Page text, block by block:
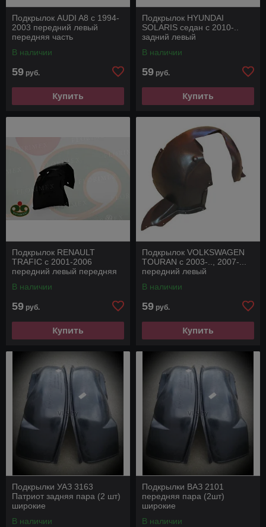
Подкрылок AUDI A8 с 1994-
2003 передний левый
передняя часть
В наличии
59 руб.
Купить
Подкрылок HYUNDAI
SOLARIS седан с 2010-..
задний левый
В наличии
59 руб.
Купить
Подкрылок RENAULT
TRAFIC с 2001-2006
передний левый передняя
В наличии
59 руб.
Купить
Подкрылок VOLKSWAGEN
TOURAN с 2003-.., 2007-...
передний левый
В наличии
59 руб.
Купить
Подкрылки УАЗ 3163
Патриот задняя пара (2 шт)
широкие
В наличии
Подкрылки ВАЗ 2101
передняя пара (2шт)
широкие
В наличии